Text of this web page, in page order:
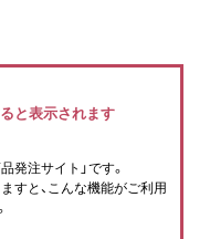
と表示されます
発注サイト」です。
すと、こんな機能がご利用